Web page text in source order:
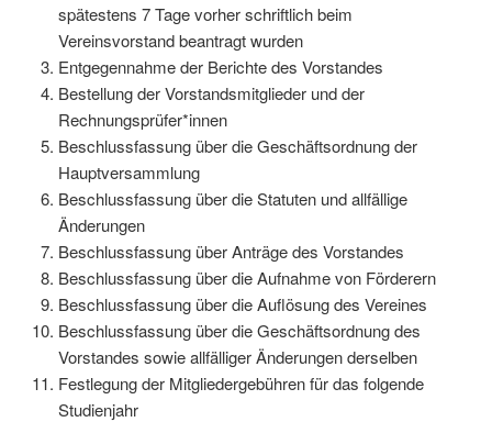
spätestens 7 Tage vorher schriftlich beim
Vereinsvorstand beantragt wurden
Entgegennahme der Berichte des Vorstandes
Bestellung der Vorstandsmitglieder und der
Rechnungsprüfer*innen
Beschlussfassung über die Geschäftsordnung der
Hauptversammlung
Beschlussfassung über die Statuten und allfällige
Änderungen
Beschlussfassung über Anträge des Vorstandes
Beschlussfassung über die Aufnahme von Förderern
Beschlussfassung über die Auflösung des Vereines
Beschlussfassung über die Geschäftsordnung des
Vorstandes sowie allfälliger Änderungen derselben
Festlegung der Mitgliedergebühren für das folgende
Studienjahr